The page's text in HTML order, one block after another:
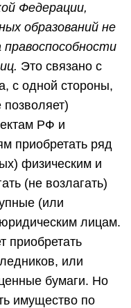
Федерации,
образований не
Это связано с
с одной стороны,
РФ и
приобретать ряд
физическим и
(не возлагать)
(или
лицам.
приобретать
или
бумаги. Но
имущество по